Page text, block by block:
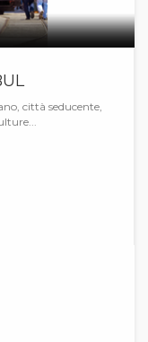
città seducente,